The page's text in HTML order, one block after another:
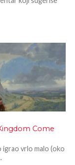
Come
igrao vrlo malo (oko